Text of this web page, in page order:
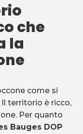
che
la
come si
Il territorio è ricco,
Per quanto
Bauges DOP